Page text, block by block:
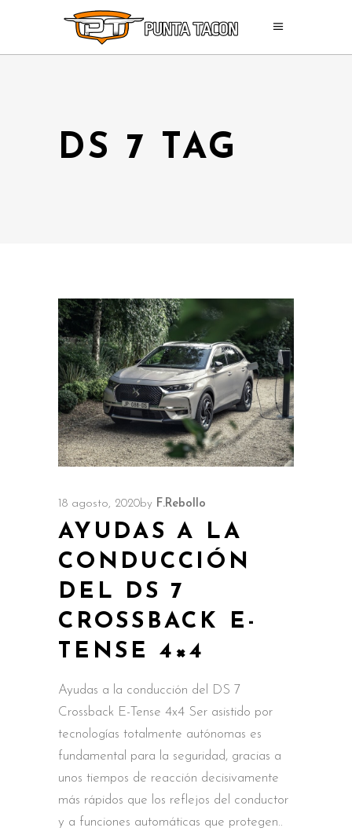
DS 7 TAG
18 agosto, 2020by F.Rebollo
AYUDAS A LA
CONDUCCIÓN
DEL DS 7
CROSSBACK E-
TENSE 4×4
Ayudas a la conducción del DS 7
Crossback E-Tense 4x4 Ser asistido por
tecnologías totalmente autónomas es
fundamental para la seguridad, gracias a
unos tiempos de reacción decisivamente
más rápidos que los reflejos del conductor
y a funciones automáticas que protegen